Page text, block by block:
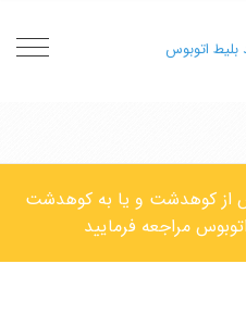
بلیط اتوبوس
از کوهدشت و یا به کوهدشت
مراجعه فرمایید